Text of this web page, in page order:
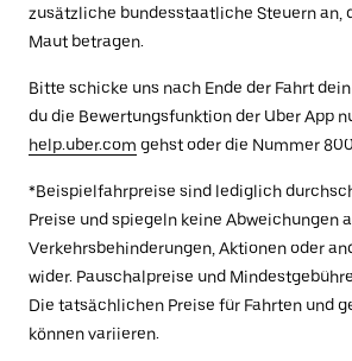
zusätzliche bundesstaatliche Steuern an,
Maut betragen.
Bitte schicke uns nach Ende der Fahrt
du die Bewertungsfunktion der Uber App
help.uber.com gehst oder die Nummer
*Beispielfahrpreise sind lediglich
Preise und spiegeln keine Abweichungen
Verkehrsbehinderungen, Aktionen oder
wider. Pauschalpreise und
Die tatsächlichen Preise für Fahrten und
können variieren.